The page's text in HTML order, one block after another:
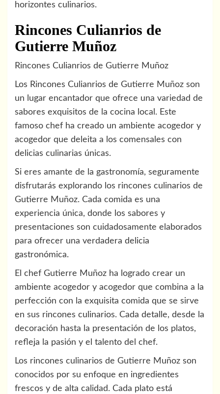
horizontes culinarios.
Rincones Culianrios de
Gutierre Muñoz
Rincones Culianrios de Gutierre Muñoz
Los Rincones Culianrios de Gutierre Muñoz son
un lugar encantador que ofrece una variedad de
sabores exquisitos de la cocina local. Este
famoso chef ha creado un ambiente acogedor y
acogedor que deleita a los comensales con
delicias culinarias únicas.
Si eres amante de la gastronomía, seguramente
disfrutarás explorando los rincones culinarios de
Gutierre Muñoz. Cada comida es una
experiencia única, donde los sabores y
presentaciones son cuidadosamente elaborados
para ofrecer una verdadera delicia
gastronómica.
El chef Gutierre Muñoz ha logrado crear un
ambiente acogedor y acogedor que combina a la
perfección con la exquisita comida que se sirve
en sus rincones culinarios. Cada detalle, desde la
decoración hasta la presentación de los platos,
refleja la pasión y el talento del chef.
Los rincones culinarios de Gutierre Muñoz son
conocidos por su enfoque en ingredientes
frescos y de alta calidad. Cada plato está